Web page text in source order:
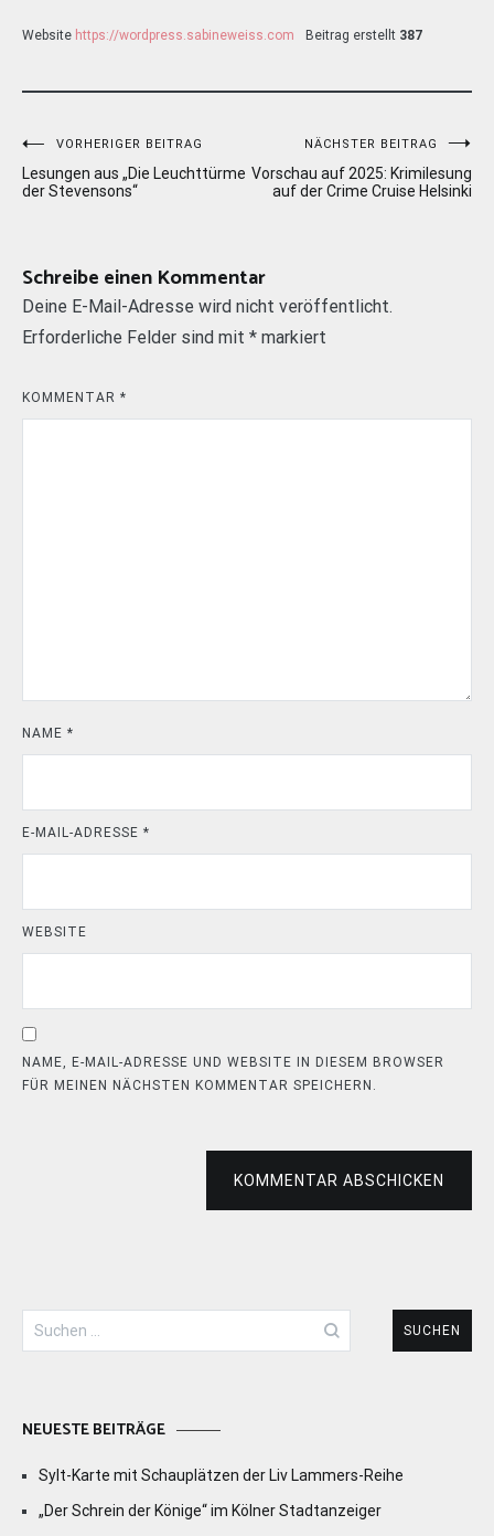
Website https://wordpress.sabineweiss.com Beitrag erstellt 387
Beitragsnavigation
VORHERIGER BEITRAG
Lesungen aus „Die Leuchttürme
der Stevensons“
NÄCHSTER BEITRAG
Vorschau auf 2025: Krimilesung
auf der Crime Cruise Helsinki
Schreibe einen Kommentar
Deine E-Mail-Adresse wird nicht veröffentlicht.
Erforderliche Felder sind mit * markiert
KOMMENTAR *
NAME *
E-MAIL-ADRESSE *
WEBSITE
NAME, E-MAIL-ADRESSE UND WEBSITE IN DIESEM BROWSER
FÜR MEINEN NÄCHSTEN KOMMENTAR SPEICHERN.
KOMMENTAR ABSCHICKEN
Suchen
nach:
NEUESTE BEITRÄGE
Sylt-Karte mit Schauplätzen der Liv Lammers-Reihe
„Der Schrein der Könige“ im Kölner Stadtanzeiger